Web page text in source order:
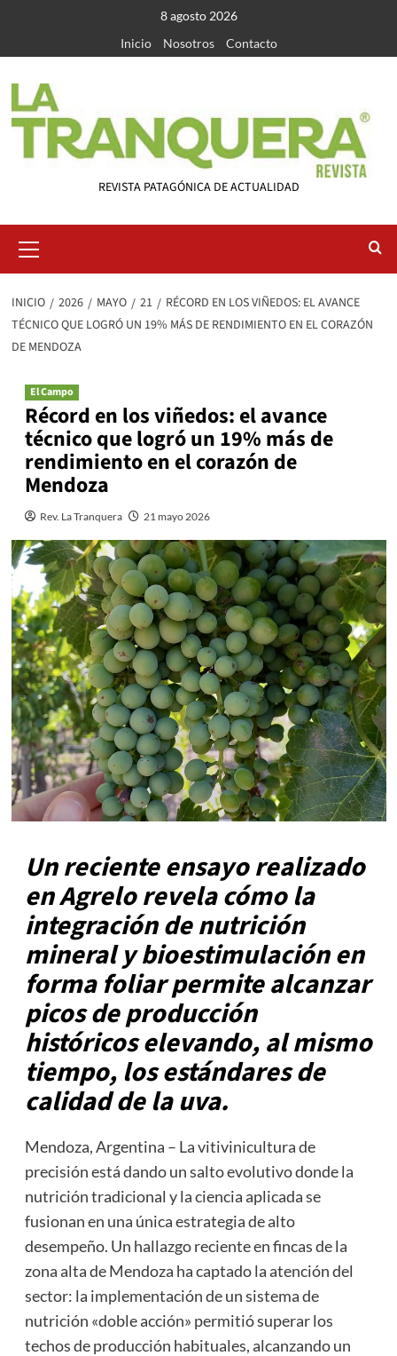
contenido
8 agosto 2026
Inicio
Nosotros Contacto
REVISTA PATAGÓNICA DE ACTUALIDAD
primario
INICIO 2026 MAYO 21
RÉCORD EN LOS VIÑEDOS: EL AVANCE
TÉCNICO QUE LOGRÓ UN 19% MÁS DE RENDIMIENTO EN EL CORAZÓN
DE MENDOZA
El Campo
Récord en los viñedos: el avance
técnico que logró un 19% más de
rendimiento en el corazón de
Mendoza
Rev. La Tranquera 21 mayo 2026
Un reciente ensayo realizado
en Agrelo revela cómo la
integración de nutrición
mineral y bioestimulación en
forma foliar permite alcanzar
picos de producción
históricos elevando, al mismo
tiempo, los estándares de
calidad de la uva.
Mendoza, Argentina – La vitivinicultura de
precisión está dando un salto evolutivo donde la
nutrición tradicional y la ciencia aplicada se
fusionan en una única estrategia de alto
desempeño. Un hallazgo reciente en fincas de la
zona alta de Mendoza ha captado la atención del
sector: la implementación de un sistema de
nutrición «doble acción» permitió superar los
techos de producción habituales, alcanzando un